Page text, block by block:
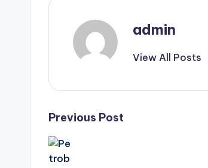
admin
View All Posts
Post
navigation
Previous Post